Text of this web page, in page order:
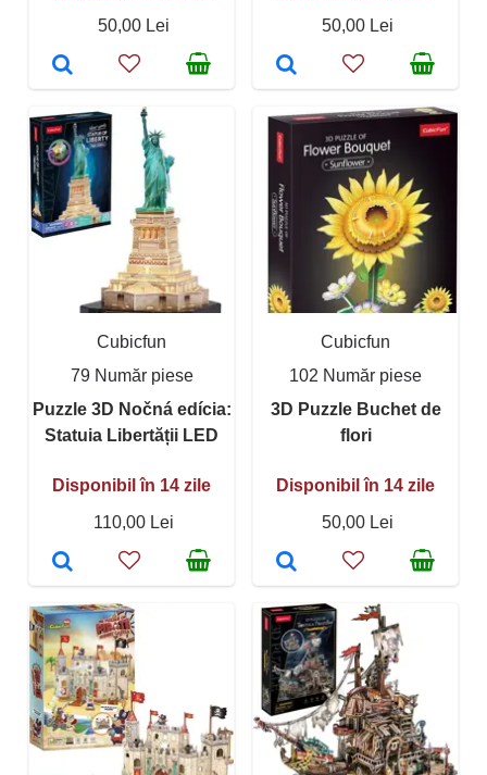
50,00 Lei
50,00 Lei
Cubicfun
79 Număr piese
Puzzle 3D Nočná edícia:
Statuia Libertății LED
Disponibil în 14 zile
110,00 Lei
Cubicfun
102 Număr piese
3D Puzzle Buchet de
flori
Disponibil în 14 zile
50,00 Lei